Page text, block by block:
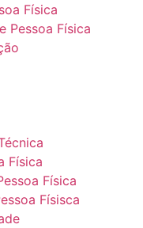
Física
Pessoa Física
Física
Física
Físisca